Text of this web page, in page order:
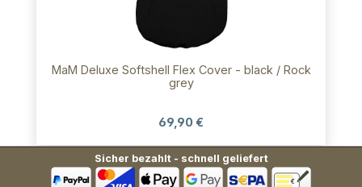
MaM Deluxe Softshell Flex Cover - black / Rock
grey
69,90 €
Sicher bezahlt - schnell geliefert